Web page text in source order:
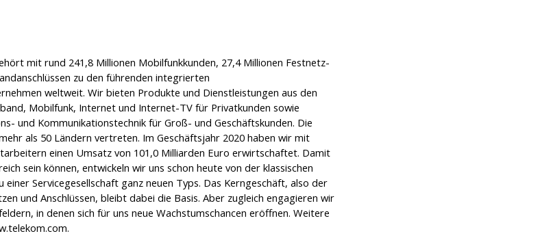
mit rund 241,8 Millionen Mobilfunkkunden, 27,4 Millionen Festnetz-
zu den führenden integrierten
weltweit. Wir bieten Produkte und Dienstleistungen aus den
Mobilfunk, Internet und Internet-TV für Privatkunden sowie
und Kommunikationstechnik für Groß- und Geschäftskunden. Die
als 50 Ländern vertreten. Im Geschäftsjahr 2020 haben wir mit
einen Umsatz von 101,0 Milliarden Euro erwirtschaftet. Damit
sein können, entwickeln wir uns schon heute von der klassischen
einer Servicegesellschaft ganz neuen Typs. Das Kerngeschäft, also der
und Anschlüssen, bleibt dabei die Basis. Aber zugleich engagieren wir
in denen sich für uns neue Wachstumschancen eröffnen. Weitere